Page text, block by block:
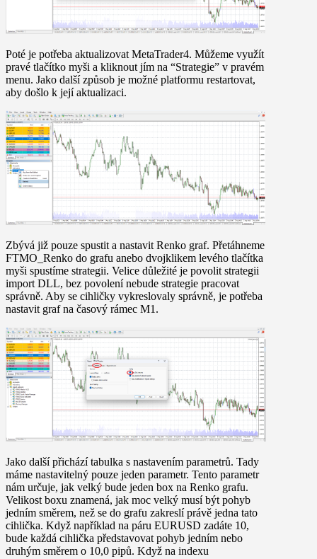
Poté je potřeba aktualizovat MetaTrader4. Můžeme využít
pravé tlačítko myši a kliknout jím na “Strategie” v pravém
menu. Jako další způsob je možné platformu restartovat,
aby došlo k její aktualizaci.
Zbývá již pouze spustit a nastavit Renko graf. Přetáhneme
FTMO_Renko do grafu anebo dvojklikem levého tlačítka
myši spustíme strategii. Velice důležité je povolit strategii
import DLL, bez povolení nebude strategie pracovat
správně. Aby se cihličky vykreslovaly správně, je potřeba
nastavit graf na časový rámec M1.
Jako další přichází tabulka s nastavením parametrů. Tady
máme nastavitelný pouze jeden parametr. Tento parametr
nám určuje, jak velký bude jeden box na Renko grafu.
Velikost boxu znamená, jak moc velký musí být pohyb
jedním směrem, než se do grafu zakreslí právě jedna tato
cihlička. Když například na páru EURUSD zadáte 10,
bude každá cihlička představovat pohyb jedním nebo
druhým směrem o 10,0 pipů. Když na indexu